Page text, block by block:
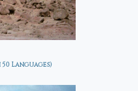
Languages)